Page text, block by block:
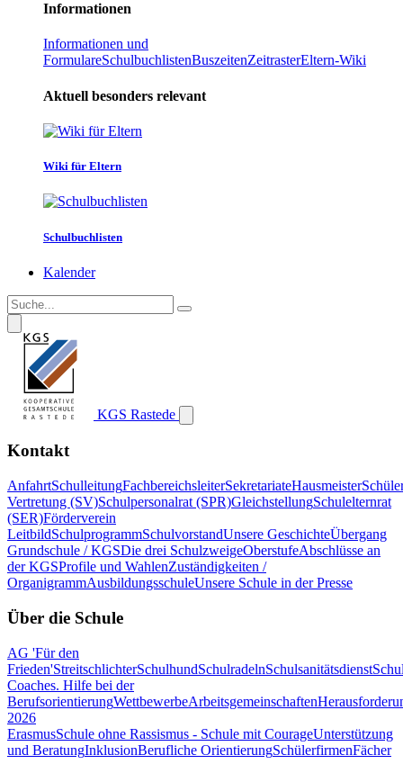
Informationen
Informationen und
FormulareSchulbuchlistenBuszeitenZeitrasterEltern-Wiki
Aktuell besonders relevant
Wiki für Eltern
Schulbuchlisten
Kalender
KGS Rastede
Kontakt
AnfahrtSchulleitungFachbereichsleiterSekretariateHausmeister
Vertretung (SV)Schulpersonalrat (SPR)GleichstellungSchulelternrat
(SER)Förderverein
LeitbildSchulprogrammSchulvorstandUnsere GeschichteÜbergang
Grundschule / KGSDie drei SchulzweigeOberstufeAbschlüsse an
der KGSProfile und WahlenZuständigkeiten /
OrganigrammAusbildungsschuleUnsere Schule in der Presse
Über die Schule
AG 'Für den
Frieden'StreitschlichterSchulhundSchulradelnSchulsanitätsdienst
Coaches. Hilfe bei der
BerufsorientierungWettbewerbeArbeitsgemeinschaften
2026
ErasmusSchule ohne Rassismus - Schule mit CourageUnterstützung
und BeratungInklusionBerufliche OrientierungSchülerfirmenFächer